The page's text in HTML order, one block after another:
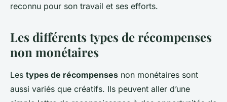
reconnu pour son travail et ses efforts.
Les différents types de récompenses
non monétaires
Les types de récompenses non monétaires sont
aussi variés que créatifs. Ils peuvent aller d’une